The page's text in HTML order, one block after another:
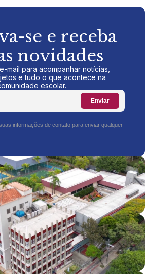
se e receba
novidades
mail para acompanhar notícias,
e tudo o que acontece na
escolar.
Enviar
informações de contato para enviar qualquer